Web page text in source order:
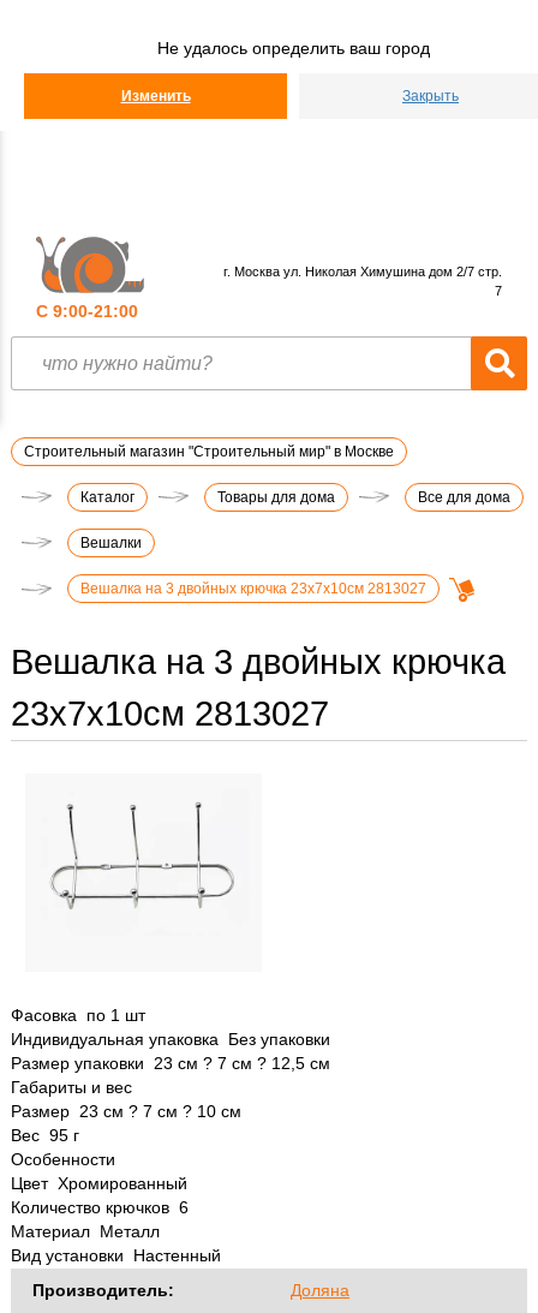
Не удалось определить ваш город
Изменить Закрыть
С 9:00-21:00
г. Москва ул. Николая Химушина дом 2/7 стр.
7
Строительный магазин "Строительный мир" в Москве
Каталог Товары для дома Все для дома
Вешалки
Вешалка на 3 двойных крючка 23х7х10см 2813027
Вешалка на 3 двойных крючка
23х7х10см 2813027
Фасовка по 1 шт
Индивидуальная упаковка Без упаковки
Размер упаковки 23 см ? 7 см ? 12,5 см
Габариты и вес
Размер 23 см ? 7 см ? 10 см
Вес 95 г
Особенности
Цвет Хромированный
Количество крючков 6
Материал Металл
Вид установки Настенный
Производитель:
Доляна